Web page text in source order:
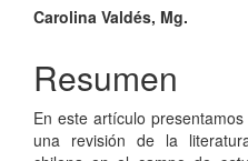
Carolina Valdés, Mg.
Resumen
En este artículo
una revisión de la